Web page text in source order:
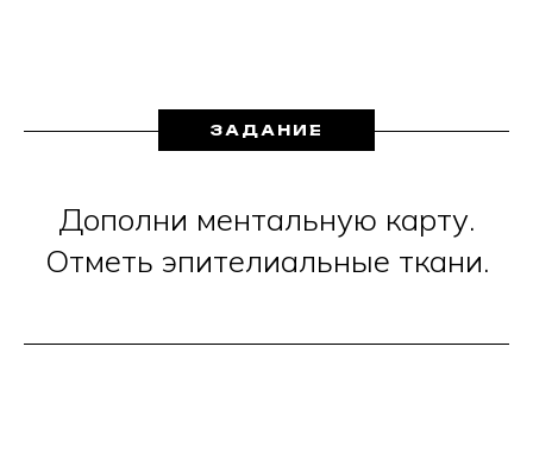
ЗАДАНИЕ
Дополни ментальную карту.
Отметь эпителиальные ткани.